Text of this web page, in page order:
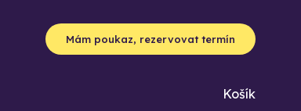
Mám poukaz, rezervovat termín
Košík